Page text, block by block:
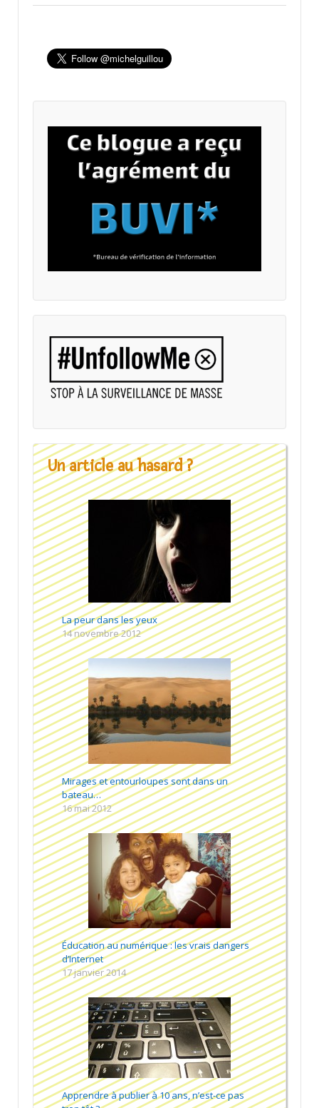
Un article au hasard ?
La peur dans les yeux
14 novembre 2012
Mirages et entourloupes sont dans un
bateau…
16 mai 2012
Éducation au numérique : les vrais dangers
d’Internet
17 janvier 2014
Apprendre à publier à 10 ans, n’est-ce pas